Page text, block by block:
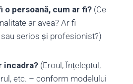
o persoană, cum ar fi? (Ce
ar avea? Ar fi
serios și profesionist?)
încadra? (Eroul, Înțeleptul,
etc. – conform modelului